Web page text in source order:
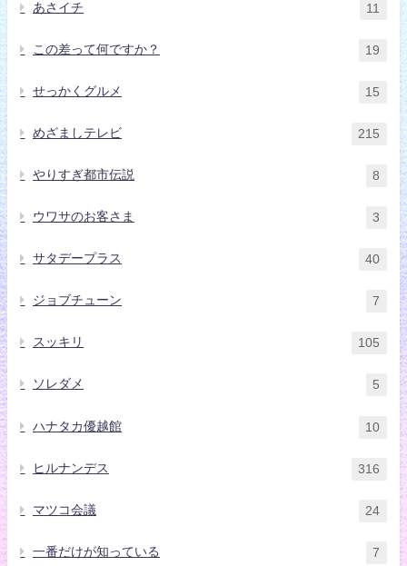
あさイチ 11
この差って何ですか？ 19
せっかくグルメ 15
めざましテレビ 215
やりすぎ都市伝説 8
ウワサのお客さま 3
サタデープラス 40
ジョブチューン 7
スッキリ 105
ソレダメ 5
ハナタカ優越館 10
ヒルナンデス 316
マツコ会議 24
一番だけが知っている 7